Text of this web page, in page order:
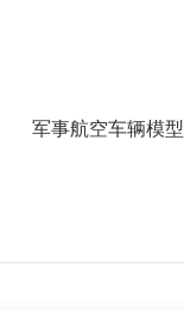
军事航空车辆模型